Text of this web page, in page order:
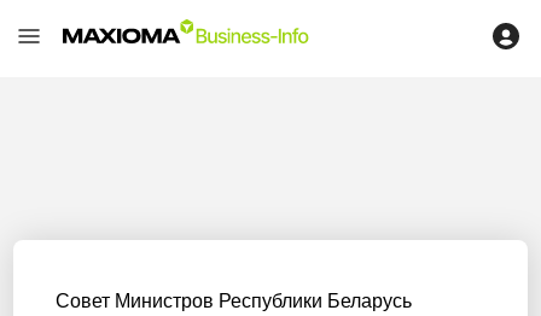
Совет Министров Республики Беларусь